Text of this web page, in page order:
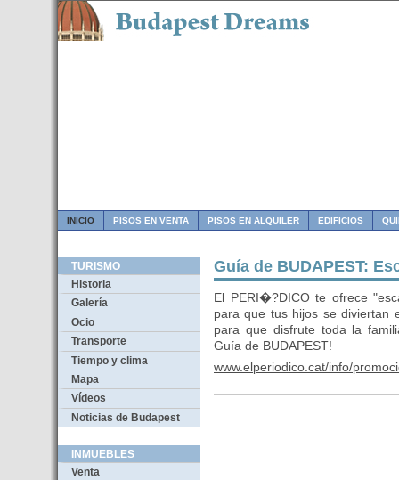
INICIO PISOS EN VENTA PISOS EN ALQUILER EDIFICIOS
TURISMO
Historia
Galería
Ocio
Transporte
Tiempo y clima
Mapa
Vídeos
Noticias de Budapest
INMUEBLES
Venta
Guía de BUDAPEST:
El PERI�?DICO te ofrece
para que tus hijos se diviertan
para que disfrute toda la
Guía de BUDAPEST!
www.elperiodico.cat/info/